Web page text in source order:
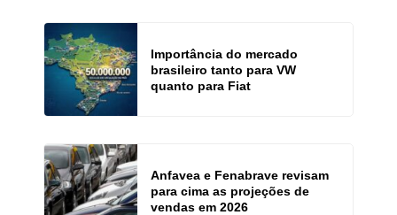
Importância do mercado
brasileiro tanto para VW
quanto para Fiat
Anfavea e Fenabrave revisam
para cima as projeções de
vendas em 2026